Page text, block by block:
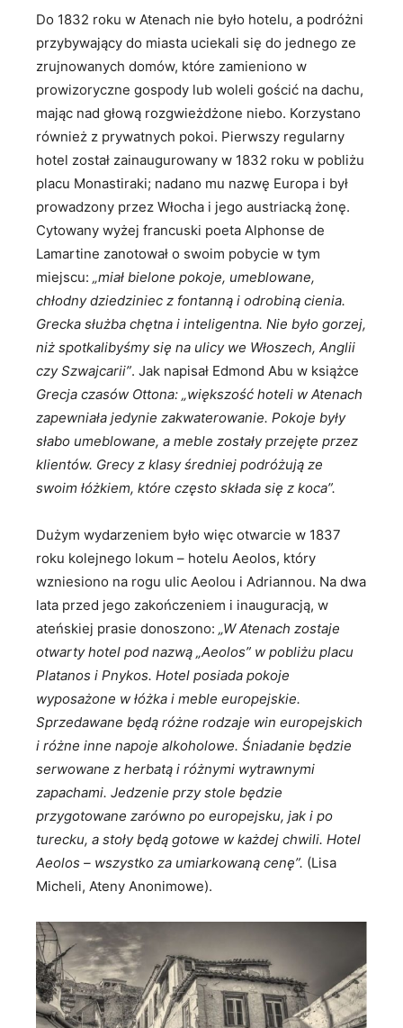
Do 1832 roku w Atenach nie było hotelu, a podróżni
przybywający do miasta uciekali się do jednego ze
zrujnowanych domów, które zamieniono w
prowizoryczne gospody lub woleli gościć na dachu,
mając nad głową rozgwieżdżone niebo. Korzystano
również z prywatnych pokoi. Pierwszy regularny
hotel został zainaugurowany w 1832 roku w pobliżu
placu Monastiraki; nadano mu nazwę Europa i był
prowadzony przez Włocha i jego austriacką żonę.
Cytowany wyżej francuski poeta Alphonse de
Lamartine zanotował o swoim pobycie w tym
miejscu: „miał bielone pokoje, umeblowane,
chłodny dziedziniec z fontanną i odrobiną cienia.
Grecka służba chętna i inteligentna. Nie było gorzej,
niż spotkalibyśmy się na ulicy we Włoszech, Anglii
czy Szwajcarii”. Jak napisał Edmond Abu w książce
Grecja czasów Ottona: „większość hoteli w Atenach
zapewniała jedynie zakwaterowanie. Pokoje były
słabo umeblowane, a meble zostały przejęte przez
klientów. Grecy z klasy średniej podróżują ze
swoim łóżkiem, które często składa się z koca”.
Dużym wydarzeniem było więc otwarcie w 1837
roku kolejnego lokum – hotelu Aeolos, który
wzniesiono na rogu ulic Aeolou i Adriannou. Na dwa
lata przed jego zakończeniem i inauguracją, w
ateńskiej prasie donoszono: „W Atenach zostaje
otwarty hotel pod nazwą „Aeolos” w pobliżu placu
Platanos i Pnykos. Hotel posiada pokoje
wyposażone w łóżka i meble europejskie.
Sprzedawane będą różne rodzaje win europejskich
i różne inne napoje alkoholowe. Śniadanie będzie
serwowane z herbatą i różnymi wytrawnymi
zapachami. Jedzenie przy stole będzie
przygotowane zarówno po europejsku, jak i po
turecku, a stoły będą gotowe w każdej chwili. Hotel
Aeolos – wszystko za umiarkowaną cenę”. (Lisa
Micheli, Ateny Anonimowe).